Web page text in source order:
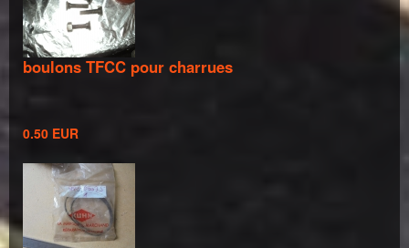
boulons TFCC pour charrues
0.50 EUR